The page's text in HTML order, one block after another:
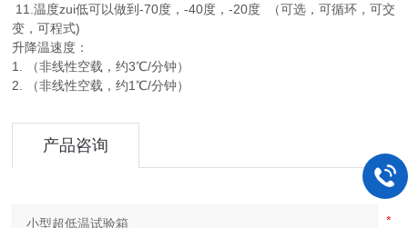
11.温度zui低可以做到-70度，-40度，-20度 （可选，可循环，可交
变，可程式)
升降温速度：
1. （非线性空载，约3℃/分钟）
2. （非线性空载，约1℃/分钟）
产品咨询